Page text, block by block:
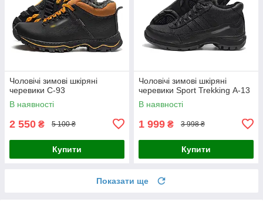
Чоловічі зимові шкіряні
черевики C-93
В наявності
2 550 ₴ 5 100 ₴
Купити
Чоловічі зимові шкіряні
черевики Sport Trekking А-13
В наявності
1 999 ₴ 3 998 ₴
Купити
Показати ще